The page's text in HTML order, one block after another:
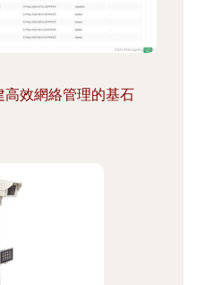
效網絡管理的基石